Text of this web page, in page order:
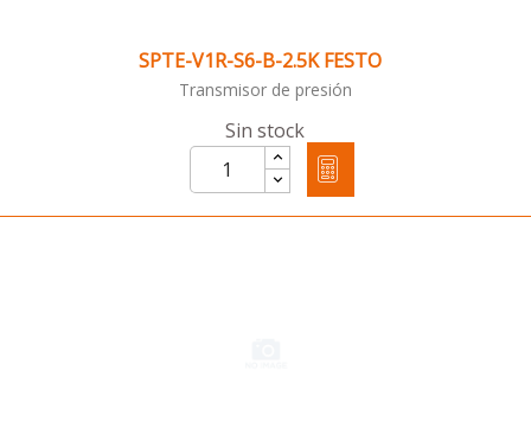
SPTE-V1R-S6-B-2.5K FESTO
Transmisor de presión
Sin stock